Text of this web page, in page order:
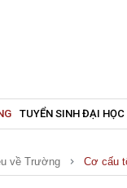
TUYỂN SINH ĐẠI HỌC
về Trường Cơ cấu